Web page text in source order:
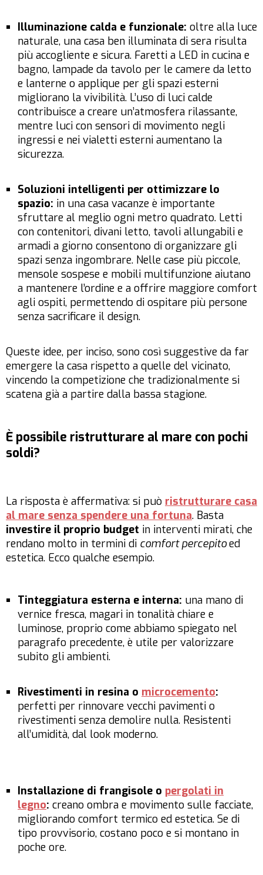
Illuminazione calda e funzionale: oltre alla luce
naturale, una casa ben illuminata di sera risulta
più accogliente e sicura. Faretti a LED in cucina e
bagno, lampade da tavolo per le camere da letto
e lanterne o applique per gli spazi esterni
migliorano la vivibilità. L’uso di luci calde
contribuisce a creare un’atmosfera rilassante,
mentre luci con sensori di movimento negli
ingressi e nei vialetti esterni aumentano la
sicurezza.
Soluzioni intelligenti per ottimizzare lo
spazio: in una casa vacanze è importante
sfruttare al meglio ogni metro quadrato. Letti
con contenitori, divani letto, tavoli allungabili e
armadi a giorno consentono di organizzare gli
spazi senza ingombrare. Nelle case più piccole,
mensole sospese e mobili multifunzione aiutano
a mantenere l’ordine e a offrire maggiore comfort
agli ospiti, permettendo di ospitare più persone
senza sacrificare il design.
Queste idee, per inciso, sono così suggestive da far
emergere la casa rispetto a quelle del vicinato,
vincendo la competizione che tradizionalmente si
scatena già a partire dalla bassa stagione.
È possibile ristrutturare al mare con pochi
soldi?
La risposta è affermativa: si può ristrutturare casa
al mare senza spendere una fortuna. Basta
investire il proprio budget in interventi mirati, che
rendano molto in termini di comfort percepitoed
estetica. Ecco qualche esempio.
Tinteggiatura esterna e interna: una mano di
vernice fresca, magari in tonalità chiare e
luminose, proprio come abbiamo spiegato nel
paragrafo precedente, è utile per valorizzare
subito gli ambienti.
Rivestimenti in resina o microcemento:
perfetti per rinnovare vecchi pavimenti o
rivestimenti senza demolire nulla. Resistenti
all’umidità, dal look moderno.
Installazione di frangisole o pergolati in
legno: creano ombra e movimento sulle facciate,
migliorando comfort termico ed estetica. Se di
tipo provvisorio, costano poco e si montano in
poche ore.